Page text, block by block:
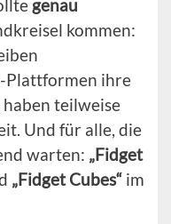
genau
kommen:
Plattformen ihre
teilweise
Und für alle, die
warten: „Fidget
„Fidget Cubes“ im